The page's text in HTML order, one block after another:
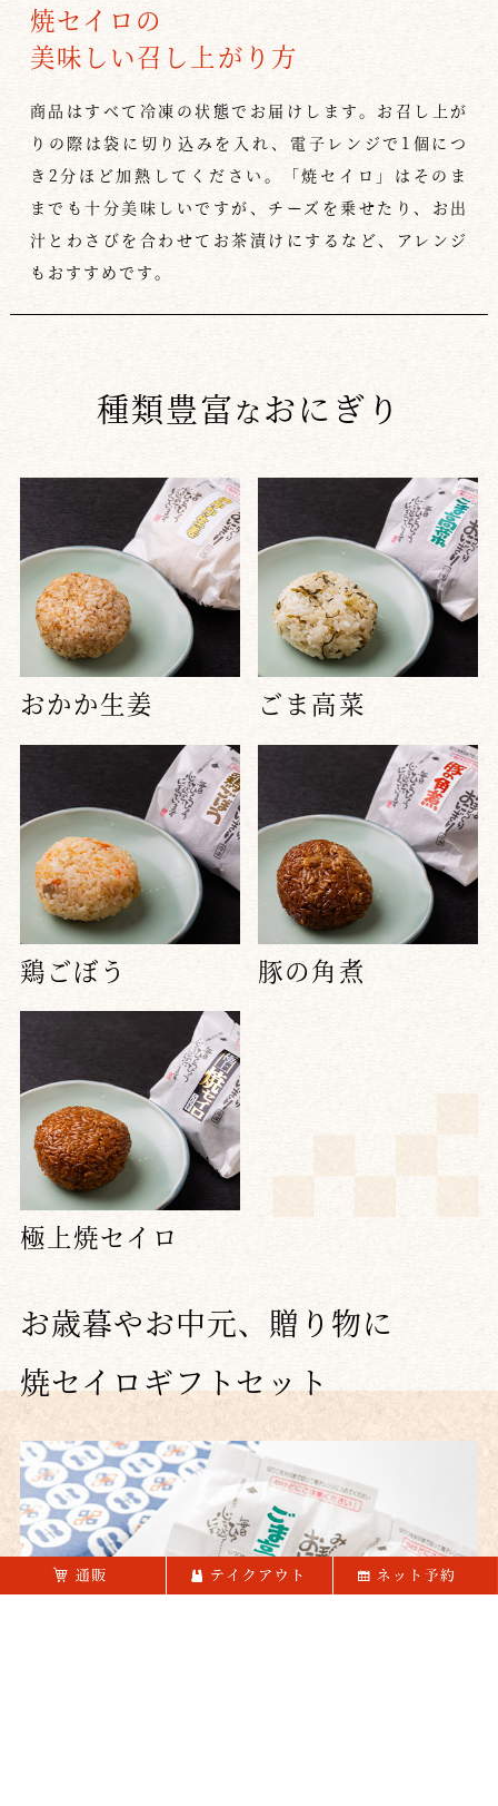
焼セイロの
美味しい召し上がり方
商品はすべて冷凍の状態でお届けします。お召し上が
りの際は袋に切り込みを入れ、電子レンジで1個につ
き2分ほど加熱してください。「焼セイロ」はそのま
までも十分美味しいですが、チーズを乗せたり、お出
汁とわさびを合わせてお茶漬けにするなど、アレンジ
もおすすめです。
種類豊富なおにぎり
おかか生姜 ごま高菜
鶏ごぼう 豚の角煮
極上焼セイロ
お歳暮やお中元、贈り物に
焼セイロギフトセット